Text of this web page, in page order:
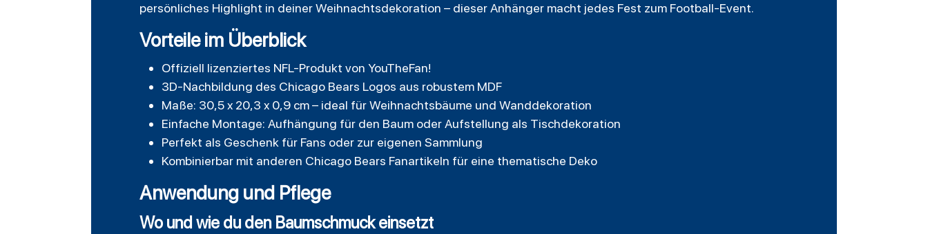
persönliches Highlight in deiner Weihnachtsdekoration – dieser Anhänger macht jedes Fest zum Football-Event.
Vorteile im Überblick
Offiziell lizenziertes NFL-Produkt von YouTheFan!
3D-Nachbildung des Chicago Bears Logos aus robustem MDF
Maße: 30,5 x 20,3 x 0,9 cm – ideal für Weihnachtsbäume und Wanddekoration
Einfache Montage: Aufhängung für den Baum oder Aufstellung als Tischdekoration
Perfekt als Geschenk für Fans oder zur eigenen Sammlung
Kombinierbar mit anderen Chicago Bears Fanartikeln für eine thematische Deko
Anwendung und Pflege
Wo und wie du den Baumschmuck einsetzt